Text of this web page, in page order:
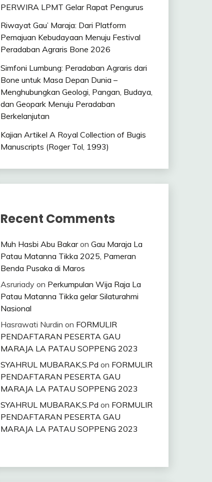
PERWIRA LPMT Gelar Rapat Pengurus
Riwayat Gau’ Maraja: Dari Platform
Pemajuan Kebudayaan Menuju Festival
Peradaban Agraris Bone 2026
Simfoni Lumbung: Peradaban Agraris dari
Bone untuk Masa Depan Dunia –
Menghubungkan Geologi, Pangan, Budaya,
dan Geopark Menuju Peradaban
Berkelanjutan
Kajian Artikel A Royal Collection of Bugis
Manuscripts (Roger Tol, 1993)
Recent Comments
Muh Hasbi Abu Bakaron Gau Maraja La
Patau Matanna Tikka 2025, Pameran
Benda Pusaka di Maros
Asruriady on Perkumpulan Wija Raja La
Patau Matanna Tikka gelar Silaturahmi
Nasional
Hasrawati Nurdin on FORMULIR
PENDAFTARAN PESERTA GAU
MARAJA LA PATAU SOPPENG 2023
SYAHRUL MUBARAK,S.Pd on FORMULIR
PENDAFTARAN PESERTA GAU
MARAJA LA PATAU SOPPENG 2023
SYAHRUL MUBARAK,S.Pd on FORMULIR
PENDAFTARAN PESERTA GAU
MARAJA LA PATAU SOPPENG 2023